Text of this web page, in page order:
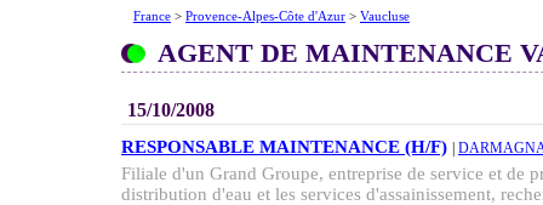
France > Provence-Alpes-Côte d'Azur > Vaucluse
AGENT DE MAINTENANCE
15/10/2008
RESPONSABLE MAINTENANCE (H/F)
Filiale d'un Grand Groupe, entreprise de service et de
distribution d'eau et les services d'assainissement,